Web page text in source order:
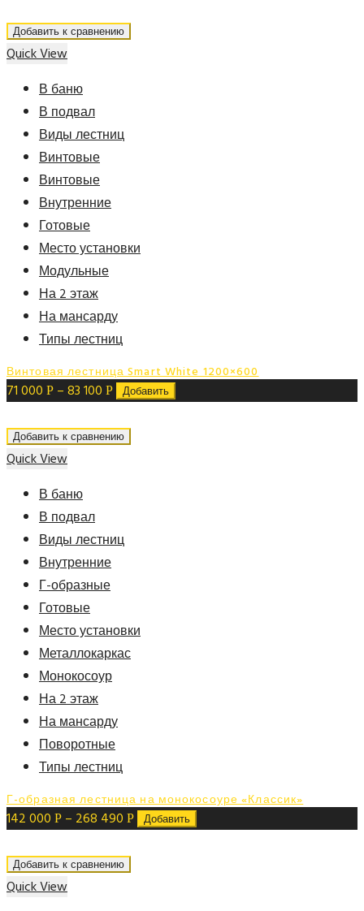
Добавить к сравнению
Quick View
В баню
В подвал
Виды лестниц
Винтовые
Винтовые
Внутренние
Готовые
Место установки
Модульные
На 2 этаж
На мансарду
Типы лестниц
Винтовая лестница Smart White 1200×600
71 000 Р –83 100 Р Добавить
Добавить к сравнению
Quick View
В баню
В подвал
Виды лестниц
Внутренние
Г-образные
Готовые
Место установки
Металлокаркас
Монокосоур
На 2 этаж
На мансарду
Поворотные
Типы лестниц
Г-образная лестница на монокосоуре «Классик»
142 000 Р – 268 490 Р Добавить
Добавить к сравнению
Quick View